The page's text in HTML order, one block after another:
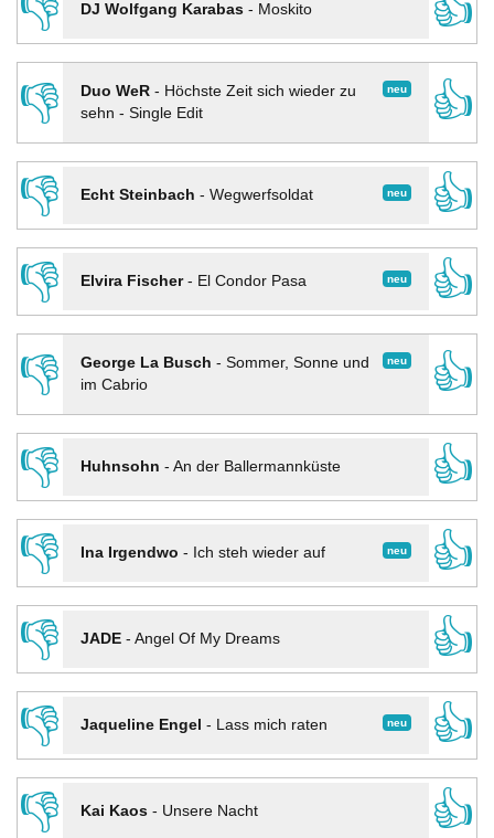
👎 DJ Wolfgang Karabas- Moskito
👍
👎
neu
Duo WeR- Höchste Zeit sich wieder zu
sehn - Single Edit
👍
👎
neu
Echt Steinbach - Wegwerfsoldat
👍
👎
neu
Elvira Fischer- El Condor Pasa
👍
👎
neu
George La Busch - Sommer, Sonne und
im Cabrio
👍
👎
Huhnsohn - An der Ballermannküste
👍
👎
neu
Ina Irgendwo - Ich steh wieder auf
👍
👎
JADE- Angel Of My Dreams
👍
👎
neu
Jaqueline Engel - Lass mich raten
👍
👎
Kai Kaos- Unsere Nacht
👍